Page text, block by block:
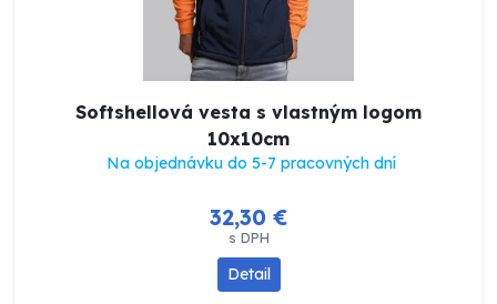
Softshellová vesta s vlastným logom
10x10cm
Na objednávku do 5-7 pracovných dní
32,30 €
s DPH
Detail